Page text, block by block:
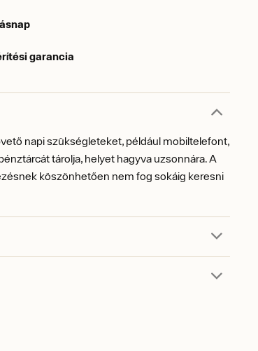
garancia
napi szükségleteket, például mobiltelefont,
tárolja, helyet hagyva uzsonnára. A
köszönhetően nem fog sokáig keresni